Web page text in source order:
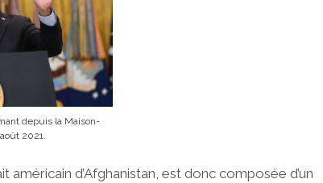
depuis la Maison-
2021.
d’Afghanistan, est donc composée d’un